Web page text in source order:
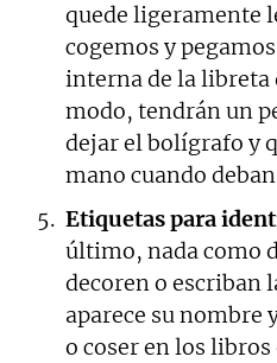
quede ligeramente
cogemos y
interna de la libreta
modo, tendrán un
dejar el bolígrafo y
mano cuando
Etiquetas para
último, nada como
decoren o escriban
aparece su nombre
o coser en los